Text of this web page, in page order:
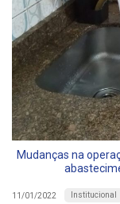
Mudanças na
11/01/2022 Institucional